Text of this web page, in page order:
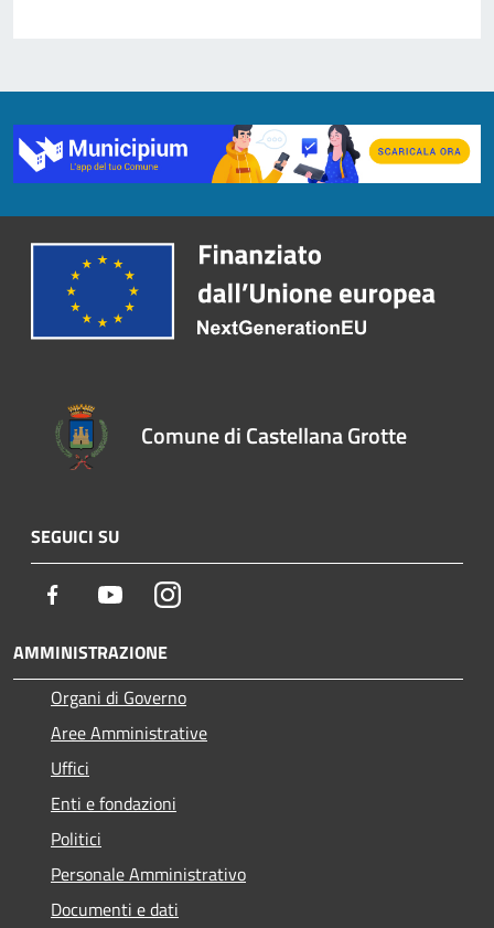
Comune di Castellana Grotte
SEGUICI SU
Facebook YoutubeInstagram
AMMINISTRAZIONE
Organi di Governo
Aree Amministrative
Uffici
Enti e fondazioni
Politici
Personale Amministrativo
Documenti e dati